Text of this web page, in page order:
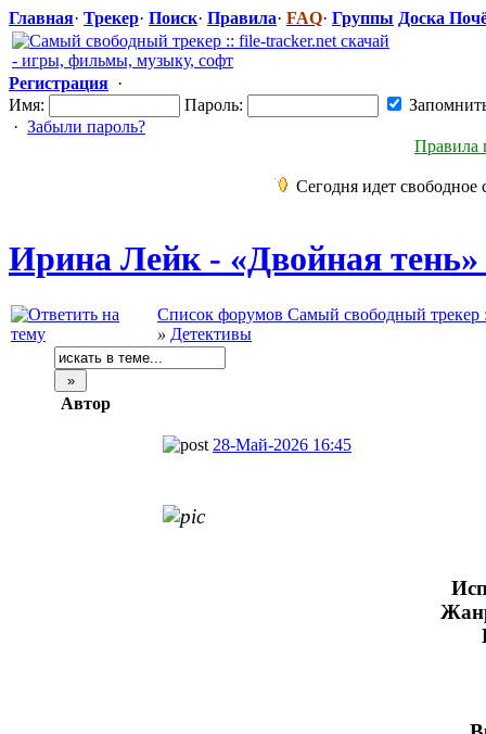
Главная· Трекер· Поиск· Правила· FAQ· Группы Доска
Регистрация ·
Имя:
Пароль:
· Забыли пароль?
Правила
Сегодня идет свободное
Ирина Лейк - «Двойная
Список форумов Самый свободный трекер
» Детективы
Автор
28-Май-2026 16:45